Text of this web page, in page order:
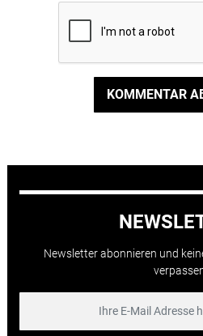
KOMMENTAR
Newsletter abonnieren und